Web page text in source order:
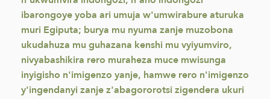
ibarongoye yoba ari umuja w'umwirabure aturuka
muri Egiputa; burya mu nyuma zanje muzobona
ukudahuza mu guhazana kenshi mu vyiyumviro,
nivyabashikira rero muraheza muce mwisunga
inyigisho n'imigenzo yanje, hamwe rero n'imigenzo
y'ingendanyi zanje z'abagororotsi zigendera ukuri